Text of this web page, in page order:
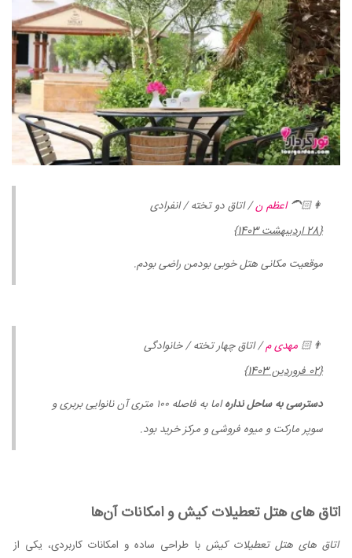
👩🏻‍🦱اعظم ن/ اتاق دو تخته / انفرادی
{28 اردیبهشت 1403}
موقعیت مکانی هتل خوبی بودمن راضی بودم.
👨🏻مهدی م/ اتاق چهار تخته / خانوادگی
{02 فروردین 1403}
دسترسی به ساحل نداره
اما به فاصله ۱۰۰ متری آن نانوایی بربری و
سوپر مارکت و میوه فروشی و مرکز خرید بود.
اتاق های هتل تعطیلات کیش و امکانات آن‌ها
اتاق های هتل تعطیلات کیش با طراحی ساده و امکانات کاربردی، یکی از